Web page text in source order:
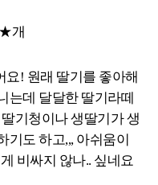
개
요! 원래 딸기를 좋아해
는데 달달한 딸기라떼
기청이나 생딸기가 생
기도 하고,,, 아쉬움이
비싸지 않나.. 싶네요